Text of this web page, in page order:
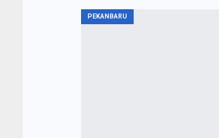
PEKANBARU